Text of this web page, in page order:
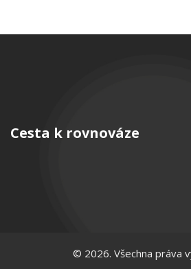
Cesta k rovnováze
© 2026. Všechna práva